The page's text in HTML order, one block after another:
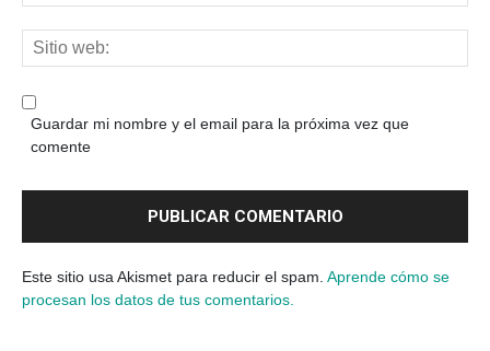
Guardar mi nombre y el email para la próxima vez que
comente
Este sitio usa Akismet para reducir el spam. Aprende cómo se
procesan los datos de tus comentarios.